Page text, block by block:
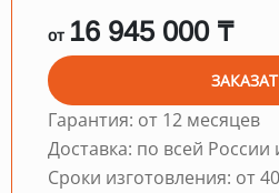
от 16 945 000 ₸
Гарантия: от 12 месяцев
Доставка: по всей России
Сроки изготовления: от